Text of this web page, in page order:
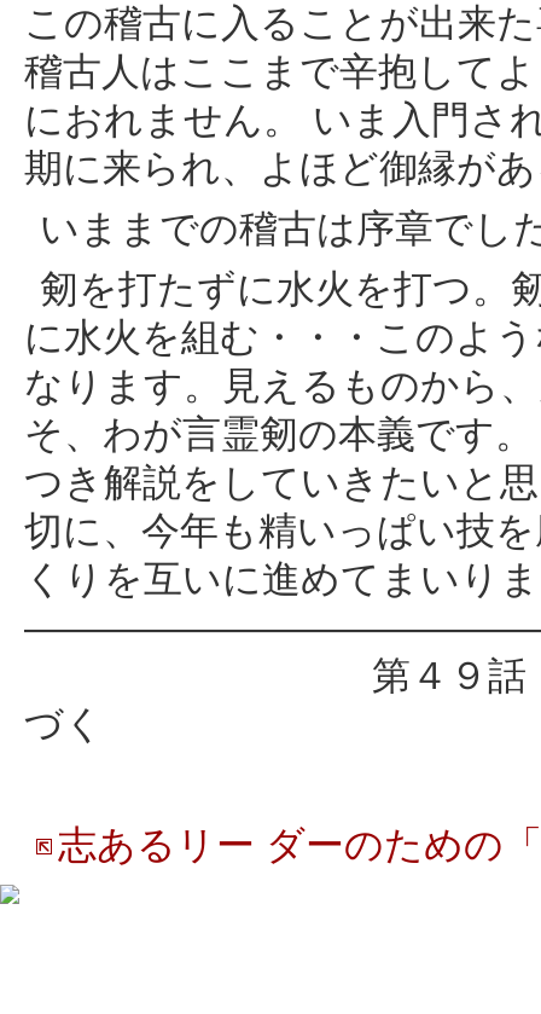
この稽古に入ることが出来
稽古人はここまで辛抱して
におれません。 いま入門さ
期に来られ、よほど御縁が
いままでの稽古は序章でし
剱を打たずに水火を打つ。
に水火を組む・・・このよ
なります。見えるものから
そ、わが言霊剱の本義です
つき解説をしていきたいと
切に、今年も精いっぱい技
くりを互いに進めてまいり
第４９話「和良久
づく
志あるリー ダーのための